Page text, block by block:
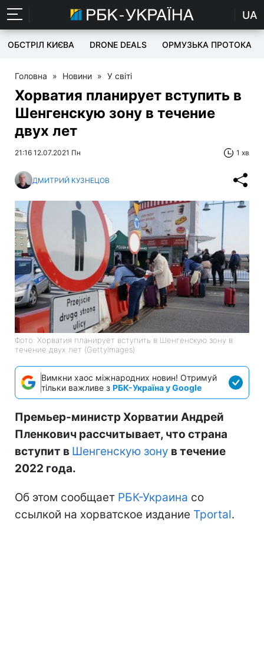
UA
ОБСТРІЛ КИЄВА DRONE DEALS ОРМУЗЬКА ПРОТОКА
Головна » Новини » У світі
Хорватия планирует вступить в
Шенгенскую зону в течение
двух лет
21:16 12.07.2021 Пн 1 хв
ДМИТРИЙ КУЗНЕЦОВ
Фото: Хорватия планирует вступить в Шенгенскую зону в
течение двух лет (GettyImages)
Вимкни хаос міжнародних новин! Отримуй
тільки важливе з РБК-Україна у Google
Премьер-министр Хорватии Андрей
Пленкович рассчитывает, что страна
вступит в Шенгенскую зону в течение
2022 года.
Об этом сообщает РБК-Украина со
ссылкой на хорватское издание Tportal.